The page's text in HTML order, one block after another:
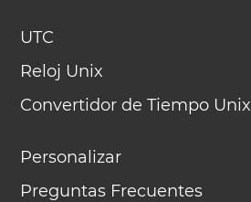
UTC
Reloj Unix
Convertidor de Tiempo Unix
Personalizar
Preguntas Frecuentes